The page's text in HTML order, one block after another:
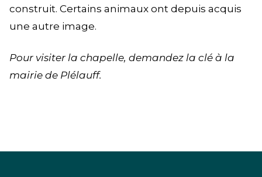
construit. Certains animaux ont depuis acquis
une autre image.
Pour visiter la chapelle, demandez la clé à la
mairie de Plélauff.